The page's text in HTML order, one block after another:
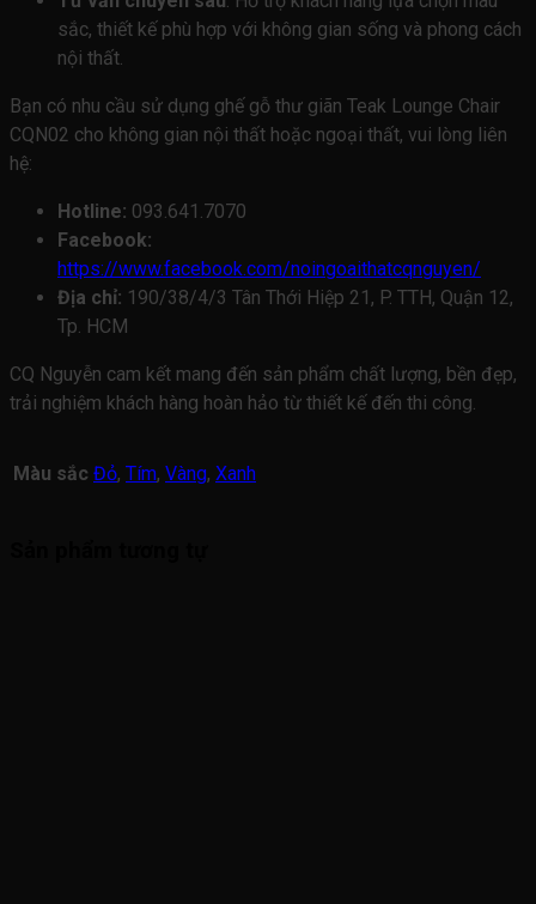
sắc, thiết kế phù hợp với không gian sống và phong cách
nội thất.
Bạn có nhu cầu sử dụng ghế gỗ thư giãn Teak Lounge Chair
CQN02 cho không gian nội thất hoặc ngoại thất, vui lòng liên
hệ:
Hotline: 093.641.7070
Facebook:
https://www.facebook.com/noingoaithatcqnguyen/
Địa chỉ: 190/38/4/3 Tân Thới Hiệp 21, P. TTH, Quận 12,
Tp. HCM
CQ Nguyễn cam kết mang đến sản phẩm chất lượng, bền đẹp,
trải nghiệm khách hàng hoàn hảo từ thiết kế đến thi công.
Màu sắc Đỏ, Tím, Vàng, Xanh